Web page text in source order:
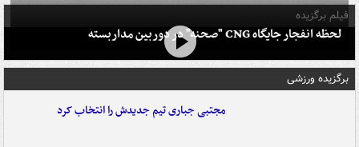
فیلم برگزیده
لحظه انفجار جایگاه CNG "صحنه" در دوربین مداربسته
برگزیده ورزشی
مجتبی جباری تیم جدیدش را انتخاب کرد